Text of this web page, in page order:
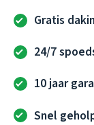
Gratis
24/7
10 jaar
Snel